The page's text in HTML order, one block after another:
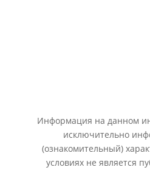
Информация на данном
исключительно
(ознакомительный)
условиях не является